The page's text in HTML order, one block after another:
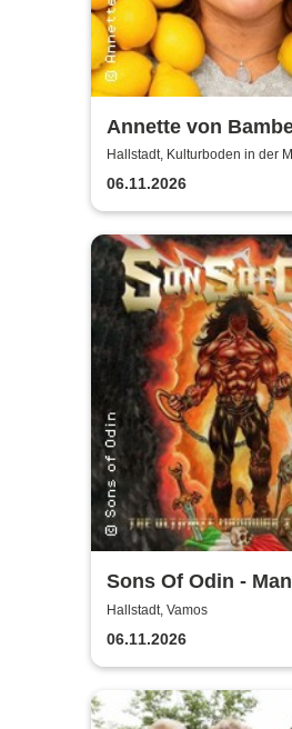
Annette von
gibt ein Leben über
jedenfalls für
Hallstadt, Kulturboden in der
06.11.2026
Sons Of Odin -
Tribute
Hallstadt, Vamos
06.11.2026